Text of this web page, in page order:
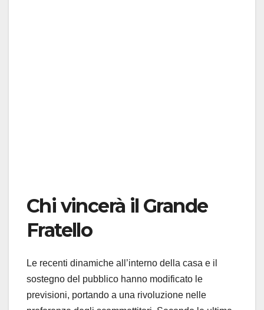
Chi vincerà il Grande
Fratello
Le recenti dinamiche all’interno della casa e il
sostegno del pubblico hanno modificato le
previsioni, portando a una rivoluzione nelle